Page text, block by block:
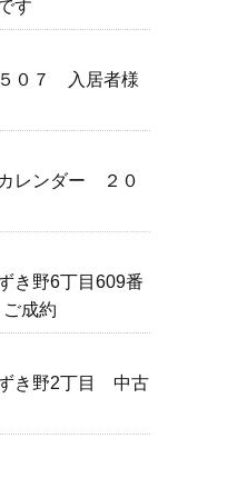
す
０７ 入居者様
レンダー ２０
き野6丁目609番
成約
き野2丁目 中古